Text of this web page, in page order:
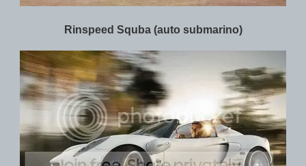
Rinspeed Squba (auto submarino)